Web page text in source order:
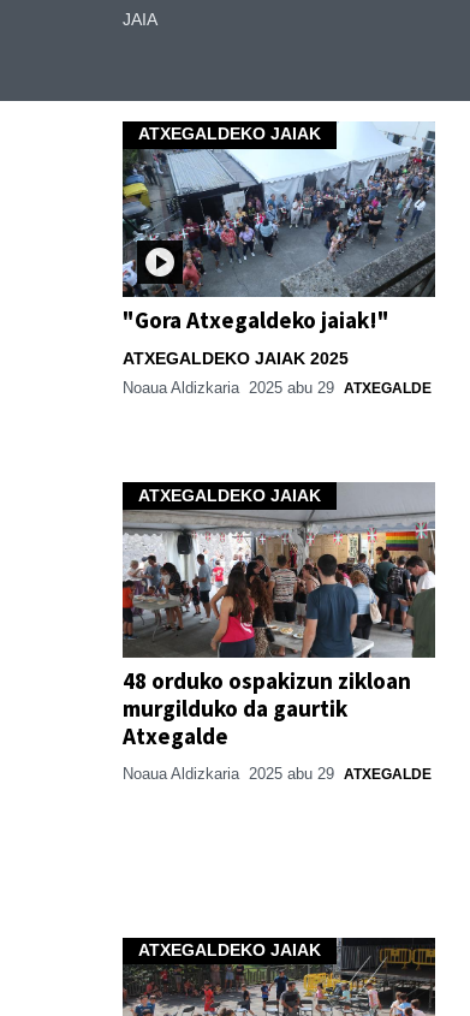
JAIA
ATXEGALDEKO JAIAK
"Gora Atxegaldeko jaiak!"
ATXEGALDEKO JAIAK 2025
Noaua Aldizkaria 2025 abu 29 ATXEGALDE
ATXEGALDEKO JAIAK
48 orduko ospakizun zikloan
murgilduko da gaurtik
Atxegalde
Noaua Aldizkaria 2025 abu 29 ATXEGALDE
ATXEGALDEKO JAIAK